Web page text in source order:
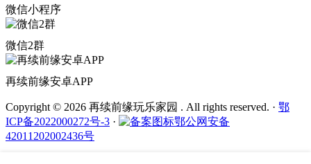
微信小程序
微信2群
再续前缘安卓APP
Copyright © 2026 再续前缘玩乐家园 . All rights reserved. · 鄂
ICP备2022000272号-3 ·
鄂公网安备
42011202002436号